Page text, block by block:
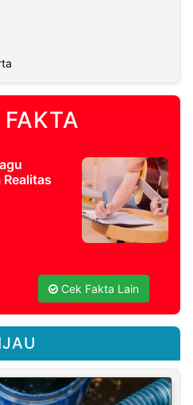
Cek Fakta Lain